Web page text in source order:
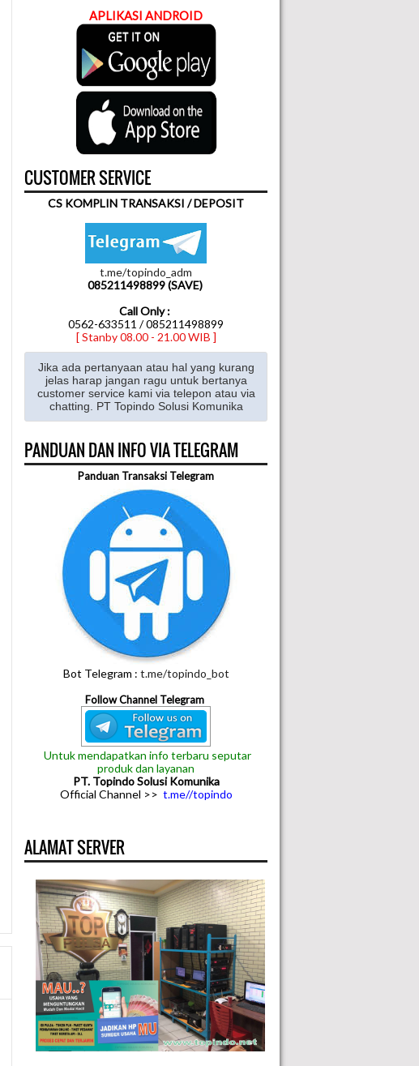
APLIKASI ANDROID
CUSTOMER SERVICE
CS KOMPLIN TRANSAKSI / DEPOSIT
t.me/topindo_adm
085211498899 (SAVE)
Call Only :
0562-633511 / 085211498899
[ Stanby 08.00 - 21.00 WIB ]
Jika ada pertanyaan atau hal yang kurang
jelas harap jangan ragu untuk bertanya
customer service kami via telepon atau via
chatting. PT Topindo Solusi Komunika
PANDUAN DAN INFO VIA TELEGRAM
Panduan Transaksi Telegram
Bot Telegram : t.me/topindo_bot
Follow Channel Telegram
Untuk mendapatkan info terbaru seputar
produk dan layanan
PT. Topindo Solusi Komunika
Official Channel >> t.me//topindo
ALAMAT SERVER